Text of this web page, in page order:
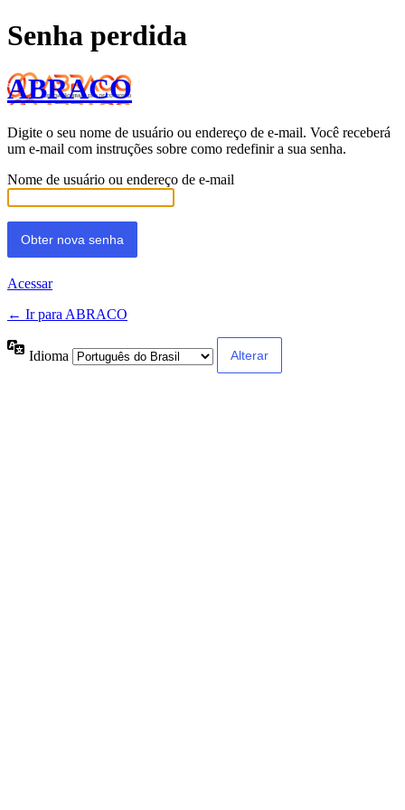
Senha perdida
ABRACO
Digite o seu nome de usuário ou endereço de e-mail. Você receberá
um e-mail com instruções sobre como redefinir a sua senha.
Nome de usuário ou endereço de e-mail
Acessar
← Ir para ABRACO
Idioma